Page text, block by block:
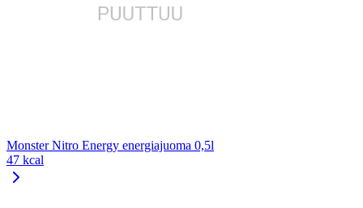
Monster Nitro Energy energiajuoma 0,5l
47 kcal